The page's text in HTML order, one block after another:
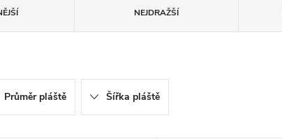
NEJDRAŽŠÍ
Průměr pláště Šířka pláště